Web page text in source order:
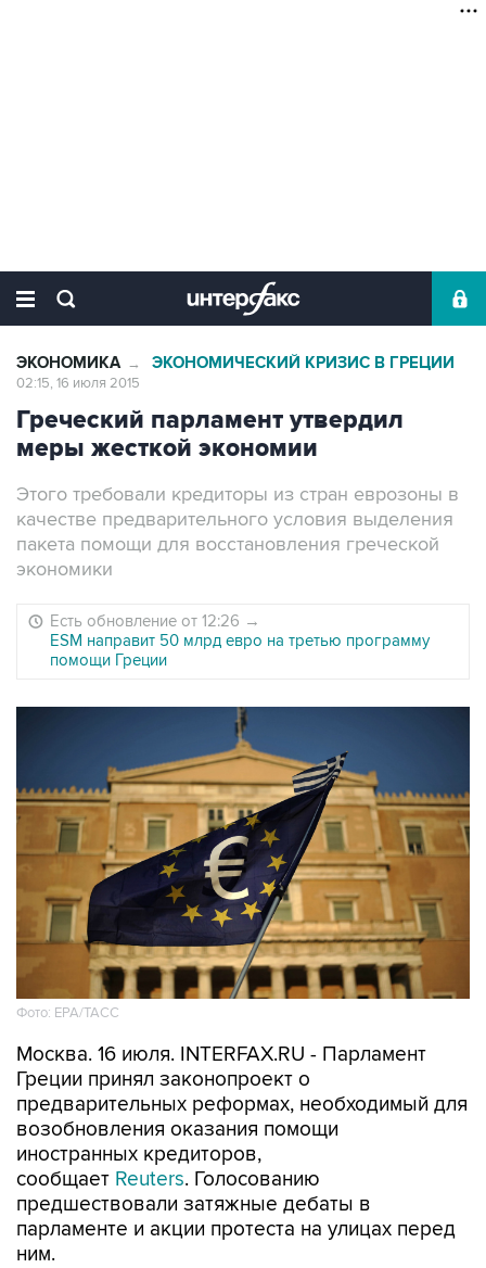
ЭКОНОМИКА → ЭКОНОМИЧЕСКИЙ КРИЗИС В ГРЕЦИИ
02:15, 16 июля 2015
Греческий парламент утвердил
меры жесткой экономии
Этого требовали кредиторы из стран еврозоны в
качестве предварительного условия выделения
пакета помощи для восстановления греческой
экономики
Есть обновление от 12:26 →
ESM направит 50 млрд евро на третью программу
помощи Греции
Фото: EPA/ТАСС
Москва. 16 июля. INTERFAX.RU - Парламент
Греции принял законопроект о
предварительных реформах, необходимый для
возобновления оказания помощи
иностранных кредиторов,
сообщает Reuters. Голосованию
предшествовали затяжные дебаты в
парламенте и акции протеста на улицах перед
ним.